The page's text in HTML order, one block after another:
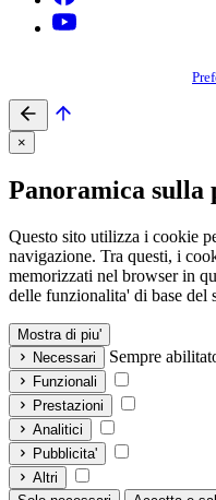
×
Panoramica sulla
Questo sito utilizza i cookie
navigazione. Tra questi, i
memorizzati nel browser in
delle funzionalita' di base del
Mostra di piu'
Necessari
Sempre
Funzionali
Prestazioni
Analitici
Pubblicita'
Altri